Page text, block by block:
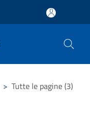
> Tutte le pagine (3)